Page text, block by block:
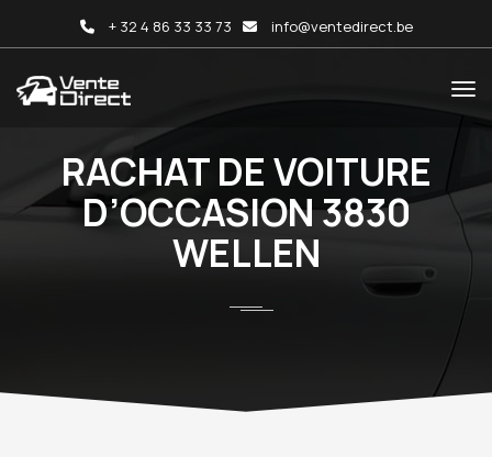
+ 32 4 86 33 33 73 info@ventedirect.be
RACHAT DE VOITURE
D’OCCASION 3830
WELLEN